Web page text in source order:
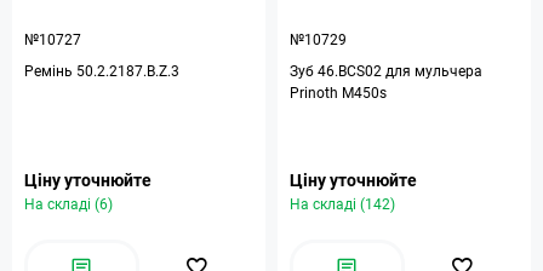
№10727
Ремінь 50.2.2187.B.Z.3
Ціну уточнюйте
На складі (6)
№10729
Зуб 46.BCS02 для мульчера
Prinoth M450s
Ціну уточнюйте
На складі (142)